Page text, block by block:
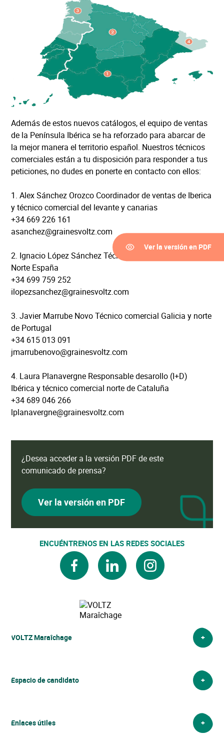
Ver la versión en PDF
Además de estos nuevos catálogos, el equipo de ventas
de la Península Ibérica se ha reforzado para abarcar de
la mejor manera el territorio español. Nuestros técnicos
comerciales están a tu disposición para responder a tus
peticiones, no dudes en ponerte en contacto con ellos:
1. Alex Sánchez Orozco Coordinador de ventas de Iberica
y técnico comercial del levante y canarias
+34 669 226 161
asanchez@grainesvoltz.com
2. Ignacio López Sánchez Técnico Comercial Centro-
Norte España
+34 699 759 252
ilopezsanchez@grainesvoltz.com
3. Javier Marrube Novo Técnico comercial Galicia y norte
de Portugal
+34 615 013 091
jmarrubenovo@grainesvoltz.com
4. Laura Planavergne Responsable desarollo (I+D)
Ibérica y técnico comercial norte de Cataluña
+34 689 046 266
lplanavergne@grainesvoltz.com
¿Desea acceder a la versión PDF de este
comunicado de prensa?
Ver la versión en PDF
ENCUÉNTRENOS EN LAS REDES SOCIALES
facebooklinkedin instagram
VOLTZ Maraîchage
Espacio de candidato
Enlaces útiles